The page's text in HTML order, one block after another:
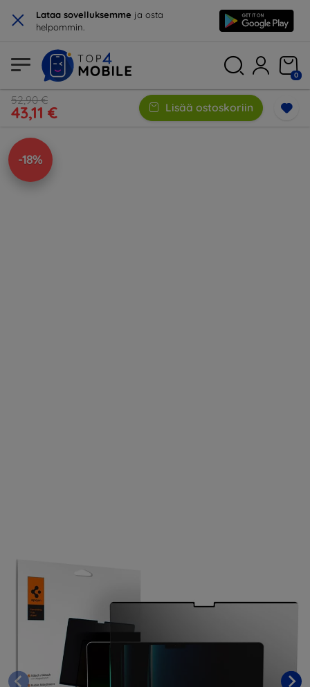
× Lataa sovelluksemme ja osta
helpommin.
0
52,90 €
43,11 € Lisää ostoskoriin
-18%